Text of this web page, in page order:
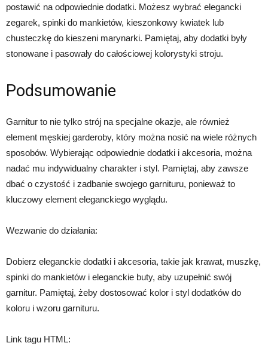
postawić na odpowiednie dodatki. Możesz wybrać elegancki
zegarek, spinki do mankietów, kieszonkowy kwiatek lub
chusteczkę do kieszeni marynarki. Pamiętaj, aby dodatki były
stonowane i pasowały do całościowej kolorystyki stroju.
Podsumowanie
Garnitur to nie tylko strój na specjalne okazje, ale również
element męskiej garderoby, który można nosić na wiele różnych
sposobów. Wybierając odpowiednie dodatki i akcesoria, można
nadać mu indywidualny charakter i styl. Pamiętaj, aby zawsze
dbać o czystość i zadbanie swojego garnituru, ponieważ to
kluczowy element eleganckiego wyglądu.
Wezwanie do działania:
Dobierz eleganckie dodatki i akcesoria, takie jak krawat, muszkę,
spinki do mankietów i eleganckie buty, aby uzupełnić swój
garnitur. Pamiętaj, żeby dostosować kolor i styl dodatków do
koloru i wzoru garnituru.
Link tagu HTML: